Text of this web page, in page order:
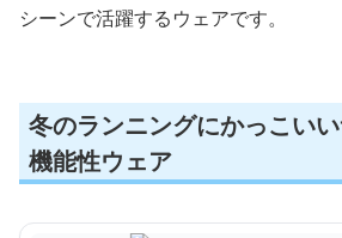
シーンで活躍するウェアです。
冬のランニングにかっこい
機能性ウェア